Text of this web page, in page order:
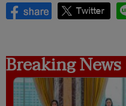
Breaking News